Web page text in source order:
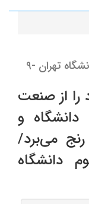
تهران -۹
را از صنعت
و
می‌برد/
دانشگاه